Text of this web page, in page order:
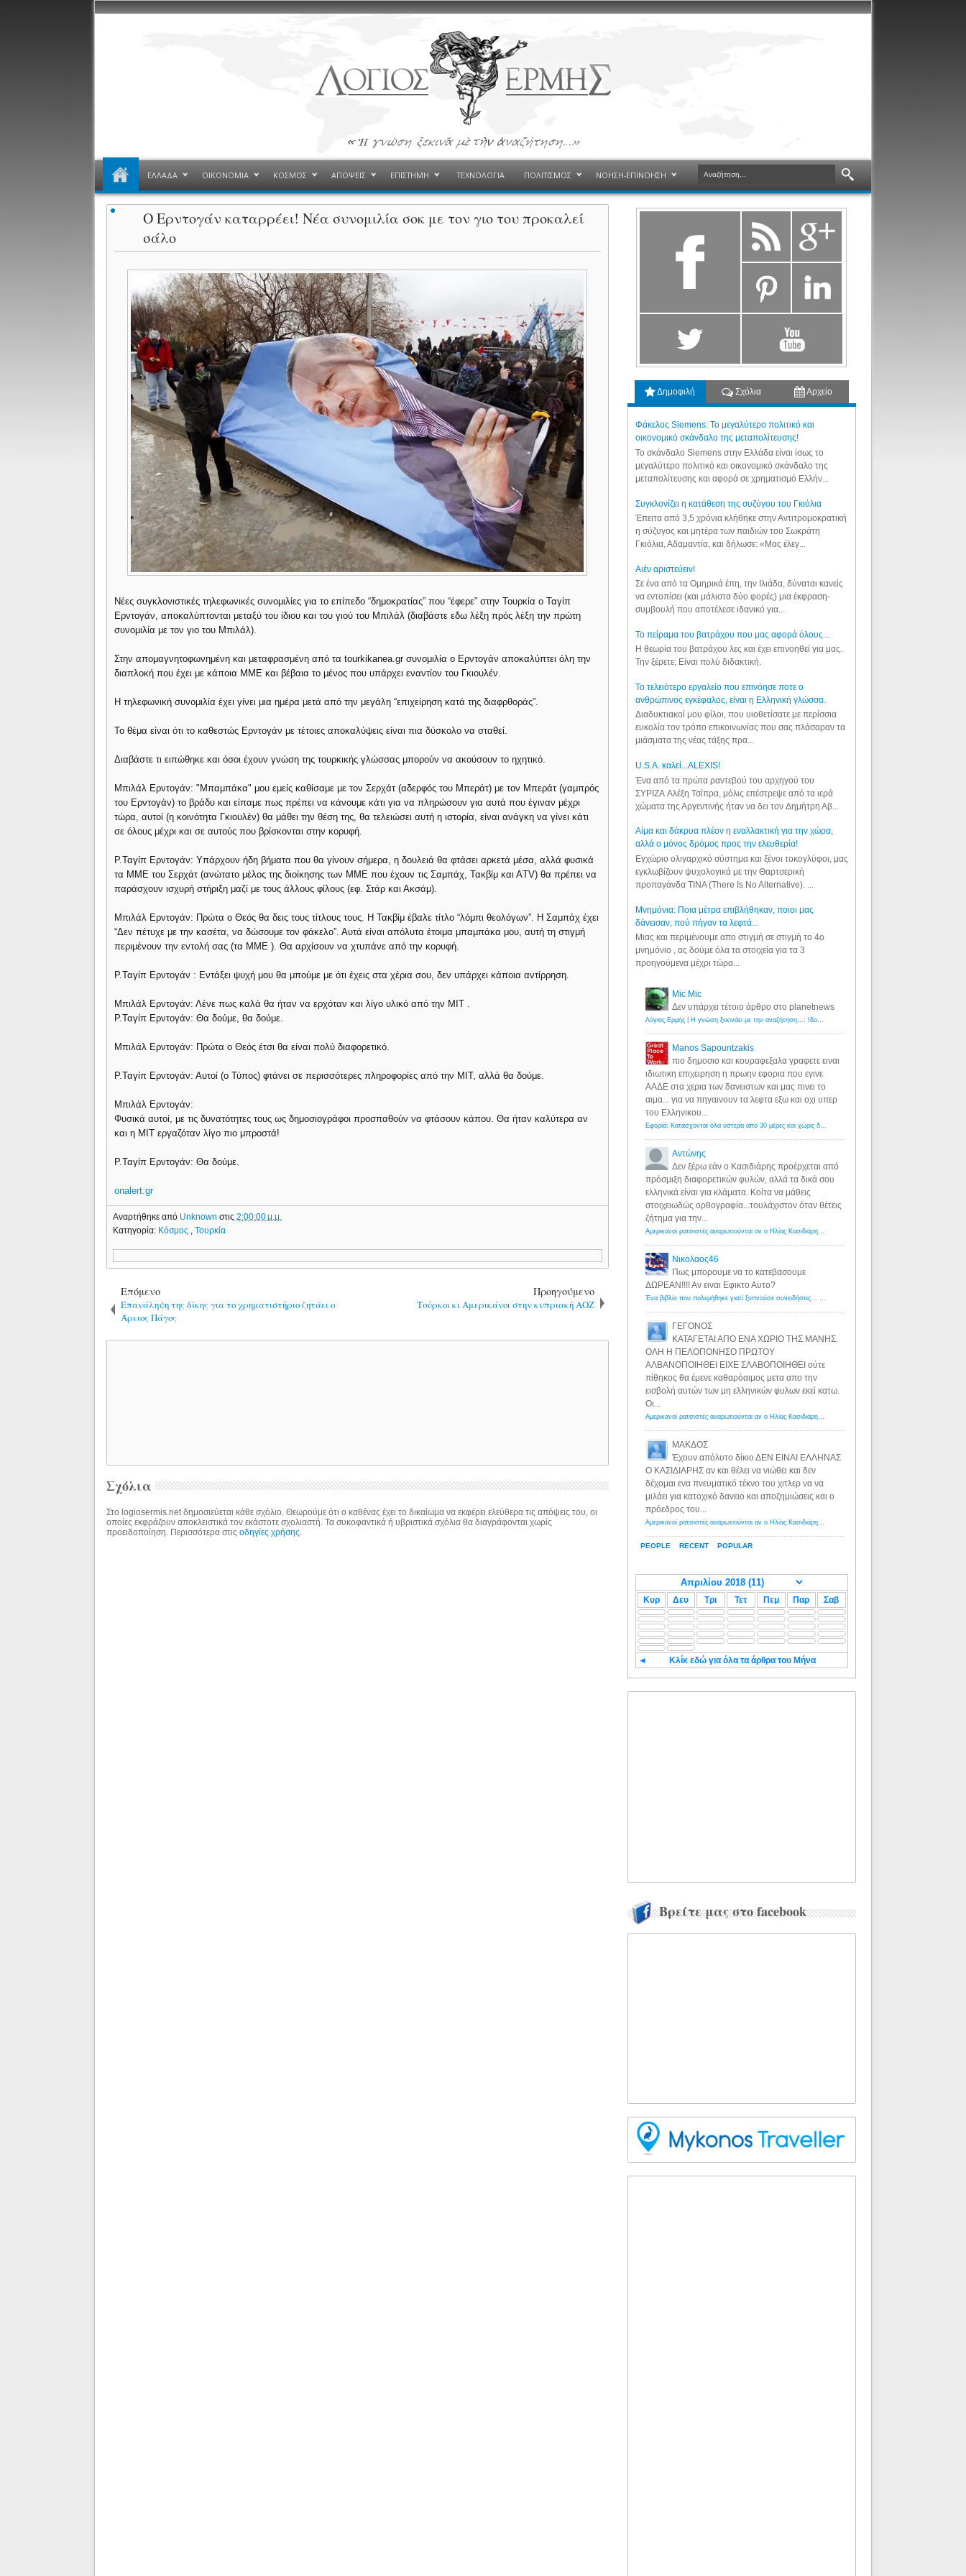
ΕΛΛΑΔΑ ΟΙΚΟΝΟΜΙΑ ΚΟΣΜΟΣ ΑΠΟΨΕΙΣ ΕΠΙΣΤΗΜΗ ΤΕΧΝΟΛΟΓΙΑ ΠΟΛΙΤΙΣΜΟΣ ΝΟΗΣΗ-ΕΠΙΝΟΗΣΗ
Ο Ερντογάν καταρρέει! Νέα συνομιλία σοκ με τον γιο του προκαλεί
σάλο
Νέες συγκλονιστικές τηλεφωνικές συνομιλίες για το επίπεδο “δημοκρατίας” που “έφερε” στην Τουρκία ο Ταγίπ
Ερντογάν, αποκαλύπτονται μεταξύ του ίδιου και του γιού του Μπιλάλ (διαβάστε εδω λέξη πρός λέξη την πρώτη
συνομιλία με τον γιο του Μπιλάλ).
Στην απομαγνητοφωνημένη και μεταφρασμένη από τα tourkikanea.gr συνομιλία ο Ερντογάν αποκαλύπτει όλη την
διαπλοκή που έχει με κάποια ΜΜΕ και βέβαια το μένος που υπάρχει εναντίον του Γκιουλέν.
Η τηλεφωνική συνομιλία έχει γίνει μια ημέρα μετά από την μεγάλη “επιχείρηση κατά της διαφρθοράς”.
Το θέμα είναι ότι το καθεστώς Ερντογάν με τέτοιες αποκαλύψεις είναι πια δύσκολο να σταθεί.
Διαβάστε τι ειπώθηκε και όσοι έχουν γνώση της τουρκικής γλώσσας μπορούν να ακούσουν το ηχητικό.
Μπιλάλ Ερντογάν: "Μπαμπάκα" μου εμείς καθίσαμε με τον Σερχάτ (αδερφός του Μπεράτ) με τον Μπεράτ (γαμπρός
του Ερντογάν) το βράδυ και είπαμε πως πρέπει να κάνουμε κάτι για να πληρώσουν για αυτά που έγιναν μέχρι
τώρα, αυτοί (η κοινότητα Γκιουλέν) θα μάθει την θέση της, θα τελειώσει αυτή η ιστορία, είναι ανάγκη να γίνει κάτι
σε όλους μέχρι και σε αυτούς που βρίσκονται στην κορυφή.
Ρ.Ταγίπ Ερντογάν: Υπάρχουν ήδη βήματα που θα γίνουν σήμερα, η δουλειά θα φτάσει αρκετά μέσα, αλλά φυσικά
τα ΜΜΕ του Σερχάτ (ανώτατο μέλος της διοίκησης των ΜΜΕ που έχουν τις Σαμπάχ, Τακβίμ και ΑTV) θα πρέπει να
παράσχουν ισχυρή στήριξη μαζί με τους άλλους φίλους (εφ. Στάρ και Ακσάμ).
Μπιλάλ Ερντογάν: Πρώτα ο Θεός θα δεις τους τίτλους τους. Η Τακβίμ έβαλε τίτλο “λόμπι θεολόγων”. Η Σαμπάχ έχει
“Δεν πέτυχε με την κασέτα, να δώσουμε τον φάκελο”. Αυτά είναι απόλυτα έτοιμα μπαμπάκα μου, αυτή τη στιγμή
περιμένουν την εντολή σας (τα ΜΜΕ ). Θα αρχίσουν να χτυπάνε από την κορυφή.
Ρ.Ταγίπ Ερντογάν : Εντάξει ψυχή μου θα μπούμε με ότι έχεις στα χέρια σου, δεν υπάρχει κάποια αντίρρηση.
Μπιλάλ Ερντογάν: Λένε πως καλά θα ήταν να ερχόταν και λίγο υλικό από την ΜΙΤ .
Ρ.Ταγίπ Ερντογάν: Θα δούμε, θα δούμε.
Μπιλάλ Ερντογάν: Πρώτα ο Θεός έτσι θα είναι πολύ διαφορετικό.
Ρ.Ταγίπ Ερντογάν: Αυτοί (ο Τύπος) φτάνει σε περισσότερες πληροφορίες από την ΜΙΤ, αλλά θα δούμε.
Μπιλάλ Ερντογάν:
Φυσικά αυτοί, με τις δυνατότητες τους ως δημοσιογράφοι προσπαθούν να φτάσουν κάπου. Θα ήταν καλύτερα αν
και η ΜΙΤ εργαζόταν λίγο πιο μπροστά!
Ρ.Ταγίπ Ερντογάν: Θα δούμε.
onalert.gr
Αναρτήθηκε από Unknownστις2:00:00 μ.μ.
Κατηγορία: Κόσμος ,Τουρκία
Επόμενο
Επανάληψη της δίκης για το χρηματιστήριο ζητάει ο
Άρειος Πάγος
Προηγούμενο
Τούρκοι κι Αμερικάνοι στην κυπριακή ΑΟΖ
Σχόλια
Στο logiosermis.net δημοσιεύεται κάθε σχόλιο. Θεωρούμε ότι ο καθένας έχει το δικαίωμα να εκφέρει ελεύθερα τις απόψεις του, οι
οποίες εκφράζουν αποκλειστικά τον εκάστοτε σχολιαστή. Τα συκοφαντικά ή υβριστικά σχόλια θα διαγράφονται χωρίς
προειδοποίηση. Περισσότερα στιςοδηγίες χρήσης
Δημοφιλή Σχόλια Αρχείο
Φάκελος Siemens: Το μεγαλύτερο πολιτικό και
οικονομικό σκάνδαλο της μεταπολίτευσης!
Το σκάνδαλο Siemens στην Ελλάδα είναι ίσως το
μεγαλύτερο πολιτικό και οικονομικό σκάνδαλο της
μεταπολίτευσης και αφορά σε χρηματισμό Ελλήν...
Συγκλονίζει η κατάθεση της συζύγου του Γκιόλια
Έπειτα από 3,5 χρόνια κλήθηκε στην Αντιτρομοκρατική
η σύζυγος και μητέρα των παιδιών του Σωκράτη
Γκιόλια, Αδαμαντία, και δήλωσε: «Μας έλεγ...
Aιέν αριστεύειν!
Σε ένα από τα Ομηρικά έπη, την Ιλιάδα, δύναται κανείς
να εντοπίσει (και μάλιστα δύο φορές) μια έκφραση-
συμβουλή που αποτέλεσε ιδανικό για...
Το πείραμα του βατράχου που μας αφορά όλους...
Η θεωρία του βατράχου λες και έχει επινοηθεί για μας.
Την ξέρετε; Είναι πολύ διδακτική.
Το τελειότερο εργαλείο που επινόησε ποτε ο
ανθρώπινος εγκέφαλος, είναι η Ελληνική γλώσσα.
Διαδυκτιακοί μου φίλοι, που υιοθετίσατε με περίσσια
ευκολία τον τρόπο επικοινωνίας που σας πλάσαραν τα
μιάσματα της νέας τάξης πρα...
U.S.A. καλεί...ALEXIS!
Ένα από τα πρώτα ραντεβού του αρχηγού του
ΣΥΡΙΖΑ Αλέξη Τσίπρα, μόλις επέστρεψε από τα ιερά
χώματα της Αργεντινής ήταν να δει τον Δημήτρη Αβ...
Αίμα και δάκρυα πλέον η εναλλακτική για την χώρα,
αλλά ο μόνος δρόμος προς την ελευθερία!
Εγχώριο ολιγαρχικό σύστημα και ξένοι τοκογλύφοι, μας
εγκλωβίζουν ψυχολογικά με την Θαρτσερική
προπαγάνδα TINA (There Is No Alternative). ...
Μνημόνια: Ποια μέτρα επιβλήθηκαν, ποιοι μας
δάνεισαν, πού πήγαν τα λεφτά...
Μιας και περιμένουμε απο στιγμή σε στιγμή το 4ο
μνημόνιο , ας δούμε όλα τα στοιχεία για τα 3
προηγούμενα μέχρι τώρα...
PEOPLE RECENT POPULAR
Mic Mic
Δεν υπάρχει τέτοιο άρθρο στο planetnews
Λόγιος Ερμής | Η γνώση ξεκινάει με την αναζήτηση...: Ιδού οι 18 που χρωστούν 11 δις ευρώ!
Manos Sapountzakis
πιο δημοσιο και κουραφεξαλα γραφετε ειναι
ιδιωτικη επιχειρηση η πρωην εφορια που εγινε
ΑΑΔΕ στα χερια των δανειστων και μας πινει το
αιμα... για να πηγαινουν τα λεφτα εξω και οχι υπερ
του Ελληνικου...
Εφορία: Κατάσχονται όλα ύστερα από 30 μέρες και χωρίς δικαστικές αποφάσεις - Λόγιος Ερμής
Αντώνης
Δεν ξέρω εάν ο Κασιδιάρης προέρχεται από
πρόσμιξη διαφορετικών φυλών, αλλά τα δικά σου
ελληνικά είναι για κλάματα. Κοίτα να μάθεις
στοιχειωδώς ορθογραφία...τουλάχιστον όταν θέτεις
ζήτημα για την...
Αμερικανοί ρατσιστές αναρωτιούνται αν ο Ηλίας Κασιδιάρης ανήκει στη λευκή φυλή... - Λόγιος Ερμής
Νικολαος46
Πως μπορουμε να το κατεβασουμε
ΔΩΡΕΑΝ!!!! Αν ειναι Εφικτο Αυτο?
Ένα βιβλίο που πολεμήθηκε γιατί ξυπνούσε συνειδήσεις... - Λόγιος Ερμής | Η γνώση ξεκινάει με την αναζήτηση...
ΓΕΓΟΝΟΣ
ΚΑΤΑΓΕΤΑΙ ΑΠΟ ΕΝΑ ΧΩΡΙΟ ΤΗΣ ΜΑΝΗΣ.
ΟΛΗ Η ΠΕΛΟΠΟΝΗΣΟ ΠΡΩΤΟΥ
ΑΛΒΑΝΟΠΟΙΗΘΕΙ ΕΙΧΕ ΣΛΑΒΟΠΟΙΗΘΕΙ ούτε
πίθηκος θα έμενε καθαρόαιμος μετα απο την
εισβολή αυτών των μη ελληνικών φυλων εκεί κατω.
Οι...
Αμερικανοί ρατσιστές αναρωτιούνται αν ο Ηλίας Κασιδιάρης ανήκει στη λευκή φυλή... - Λόγιος Ερμής
ΜΑΚΔΟΣ
Έχουν απόλυτο δίκιο ΔΕΝ ΕΙΝΑΙ ΕΛΛΗΝΑΣ
Ο ΚΑΣΙΔΙΑΡΗΣ αν και θέλει να νιώθει και δεν
δέχομαι ενα πνευματικό τέκνο του χιτλερ να να
μιλάει για κατοχικό δανειο και αποζημιώσεις και ο
πρόεδρος του...
Αμερικανοί ρατσιστές αναρωτιούνται αν ο Ηλίας Κασιδιάρης ανήκει στη λευκή φυλή... - Λόγιος Ερμής
Κυρ Δευ Τρι Τετ Πεμ Παρ Σαβ
◄ Κλίκ εδώ για όλα τα άρθρα του Μήνα
Βρείτε μας στο facebook